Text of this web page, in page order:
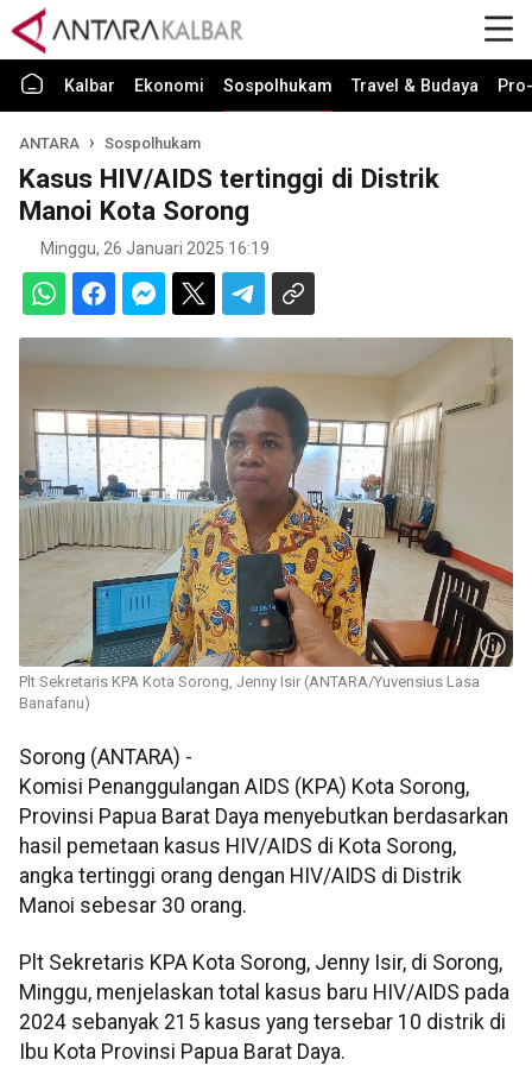
Kalbar Ekonomi Sospolhukam Travel & Budaya
ANTARA Sospolhukam
Kasus HIV/AIDS tertinggi di Distrik
Manoi Kota Sorong
Minggu, 26 Januari 2025 16:19
Plt Sekretaris KPA Kota Sorong, Jenny Isir (ANTARA/Yuvensius Lasa
Banafanu)
Sorong (ANTARA) -
Komisi Penanggulangan AIDS (KPA) Kota Sorong,
Provinsi Papua Barat Daya menyebutkan berdasarkan
hasil pemetaan kasus HIV/AIDS di Kota Sorong,
angka tertinggi orang dengan HIV/AIDS di Distrik
Manoi sebesar 30 orang.
Plt Sekretaris KPA Kota Sorong, Jenny Isir, di Sorong,
Minggu, menjelaskan total kasus baru HIV/AIDS pada
2024 sebanyak 215 kasus yang tersebar 10 distrik di
Ibu Kota Provinsi Papua Barat Daya.